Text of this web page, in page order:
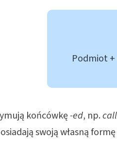
Podmiot
końcówkę-ed, np.call
swoją własną